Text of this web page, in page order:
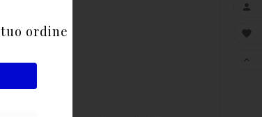



ordine